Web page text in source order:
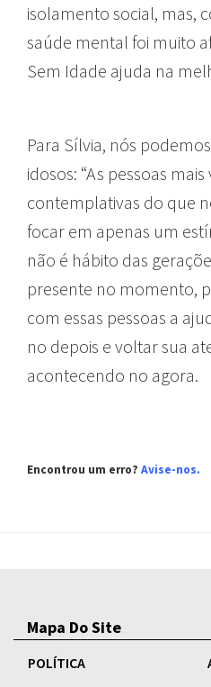
isolamento social, mas,
saúde mental foi muito
Sem Idade ajuda na
Para Sílvia, nós
idosos: “As pessoas
contemplativas do que
focar em apenas um
não é hábito das
presente no momento,
com essas pessoas a
no depois e voltar sua
acontecendo no agora.
Encontrou um erro? Avise-nos.
Mapa Do Site
POLÍTICA